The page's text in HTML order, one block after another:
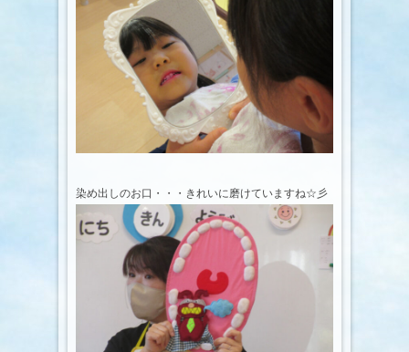
染め出しのお口・・・きれいに磨けていますね☆彡